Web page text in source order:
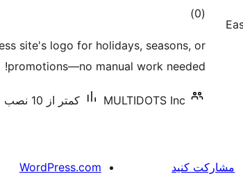
(0 مجموع)
site's logo for holidays, seasons, or
promotions—no manual work needed!
MULTIDOTS Inc کمتر از 10 نصب فعال
مشارکت کنید
WordPress.com